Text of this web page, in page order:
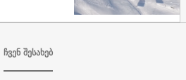
ჩვენ შესახებ